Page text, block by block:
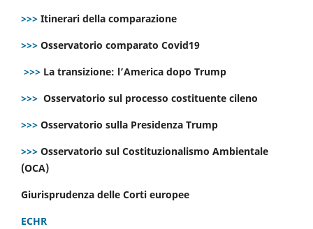
>>> Itinerari della comparazione
>>> Osservatorio comparato Covid19
>>> La transizione: l’America dopo Trump
>>> Osservatorio sul processo costituente cileno
>>> Osservatorio sulla Presidenza Trump
>>> Osservatorio sul Costituzionalismo Ambientale
(OCA)
Giurisprudenza delle Corti europee
ECHR